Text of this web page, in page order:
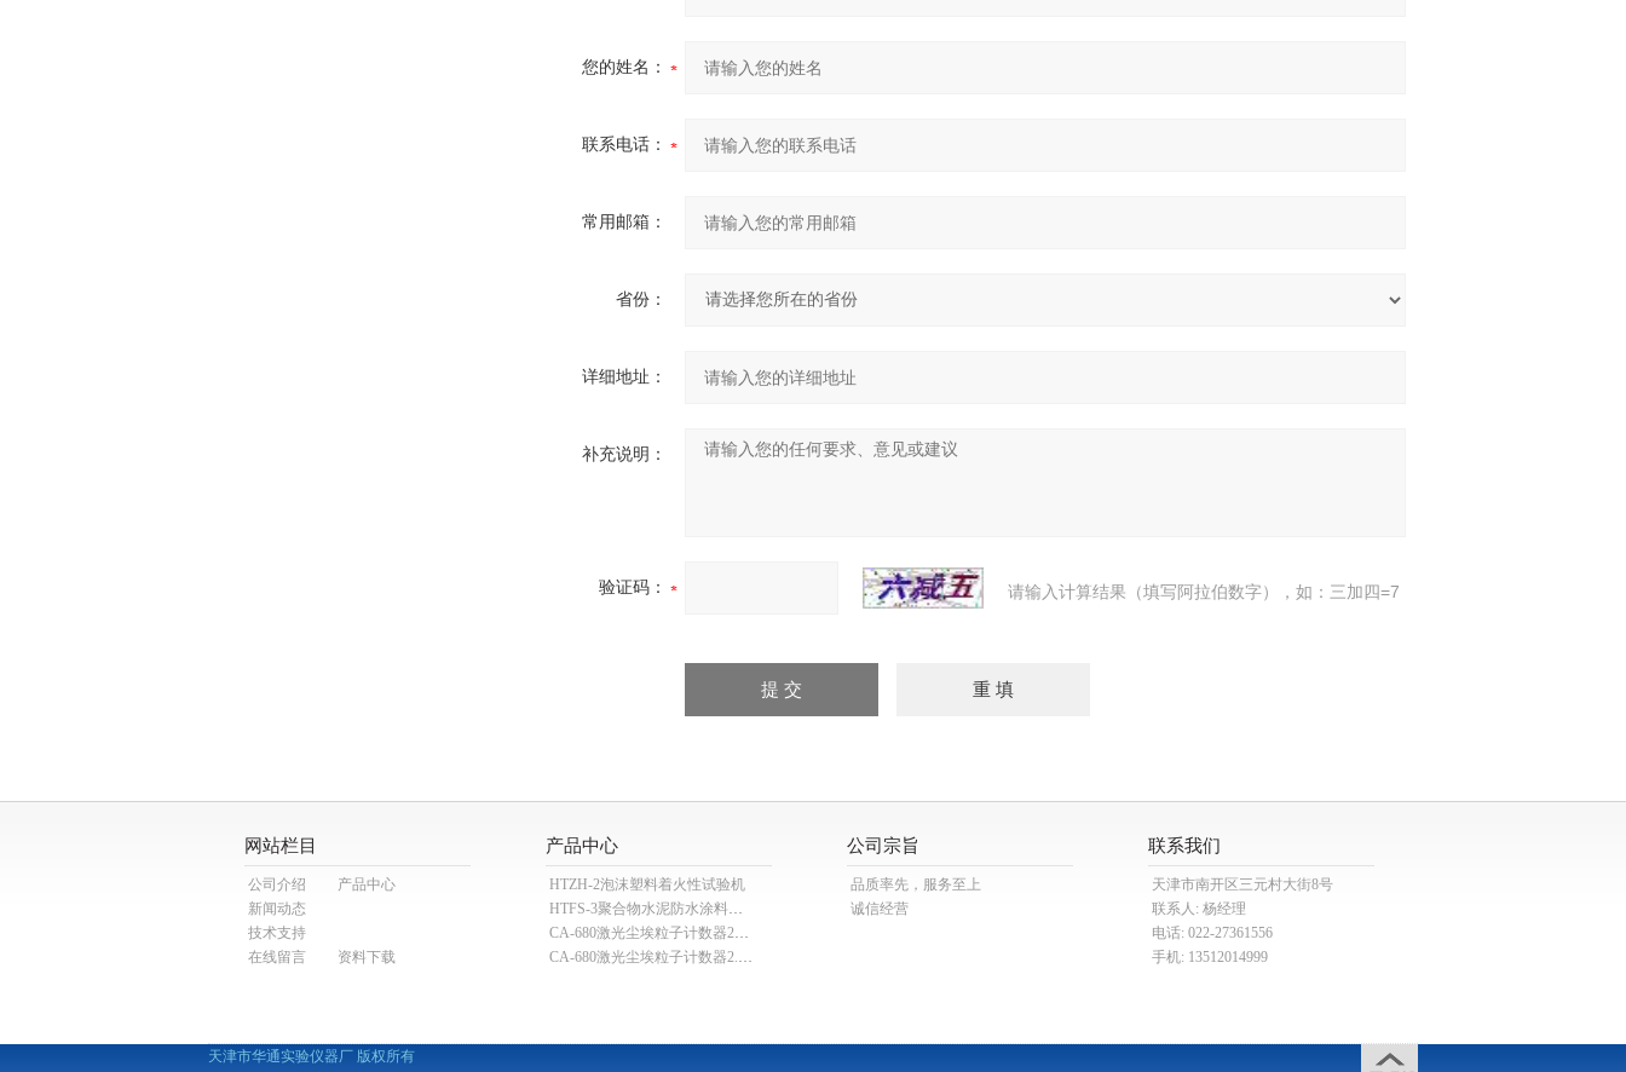
您的姓名：
联系电话：
常用邮箱：
省份：
详细地址：
补充说明：
验证码： 请输入计算结果（填写阿拉伯数字），如：三加四=7
网站栏目
公司介绍
产品中心
新闻动态
技术支持
在线留言
资料下载
产品中心
HTZH-2泡沫塑料着火性试验机
HTFS-3聚合物水泥防水涂料分散机
CA-680激光尘埃粒子计数器28.3L
CA-680激光尘埃粒子计数器2.83L
公司宗旨
品质率先，服务至上
诚信经营
联系我们
天津市南开区三元村大街8号
联系人: 杨经理
电话: 022-27361556
手机: 13512014999
天津市华通实验仪器厂 版权所有